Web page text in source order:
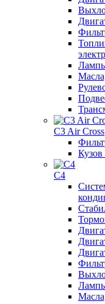
C3 Air Cross
Кузов
C4